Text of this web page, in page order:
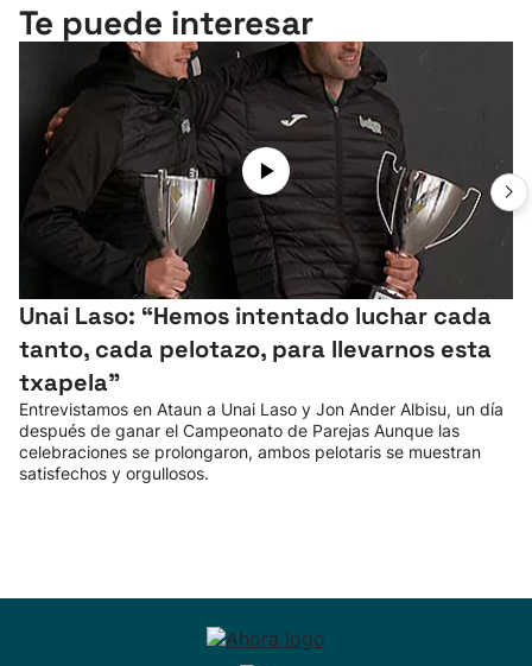
Te puede interesar
Unai Laso: “Hemos intentado luchar cada
tanto, cada pelotazo, para llevarnos esta
txapela”
Entrevistamos en Ataun a Unai Laso y Jon Ander Albisu, un día
después de ganar el Campeonato de Parejas Aunque las
celebraciones se prolongaron, ambos pelotaris se muestran
satisfechos y orgullosos.